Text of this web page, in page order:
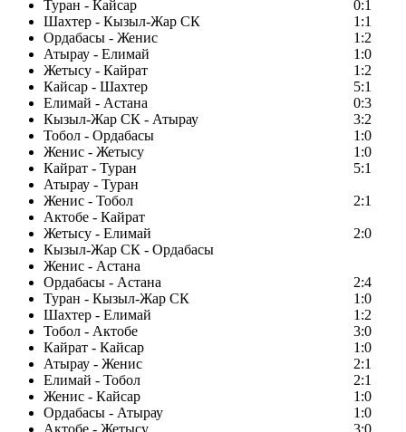
Туран - Кайсар
0:1
Шахтер - Кызыл-Жар СК
1:1
Ордабасы - Женис
1:2
Атырау - Елимай
1:0
Жетысу - Кайрат
1:2
Кайсар - Шахтер
5:1
Елимай - Астана
0:3
Кызыл-Жар СК - Атырау
3:2
Тобол - Ордабасы
1:0
Женис - Жетысу
1:0
Кайрат - Туран
5:1
Атырау - Туран
Женис - Тобол
2:1
Актобе - Кайрат
Жетысу - Елимай
2:0
Кызыл-Жар СК - Ордабасы
Женис - Астана
Ордабасы - Астана
2:4
Туран - Кызыл-Жар СК
1:0
Шахтер - Елимай
1:2
Тобол - Актобе
3:0
Кайрат - Кайсар
1:0
Атырау - Женис
2:1
Елимай - Тобол
2:1
Женис - Кайсар
1:0
Ордабасы - Атырау
1:0